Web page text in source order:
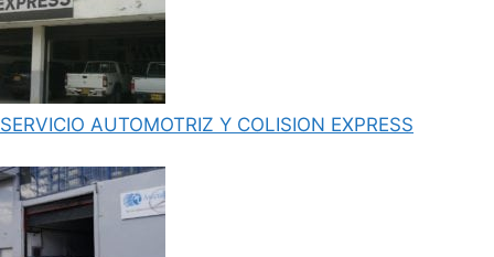
SERVICIO AUTOMOTRIZ Y COLISION EXPRESS